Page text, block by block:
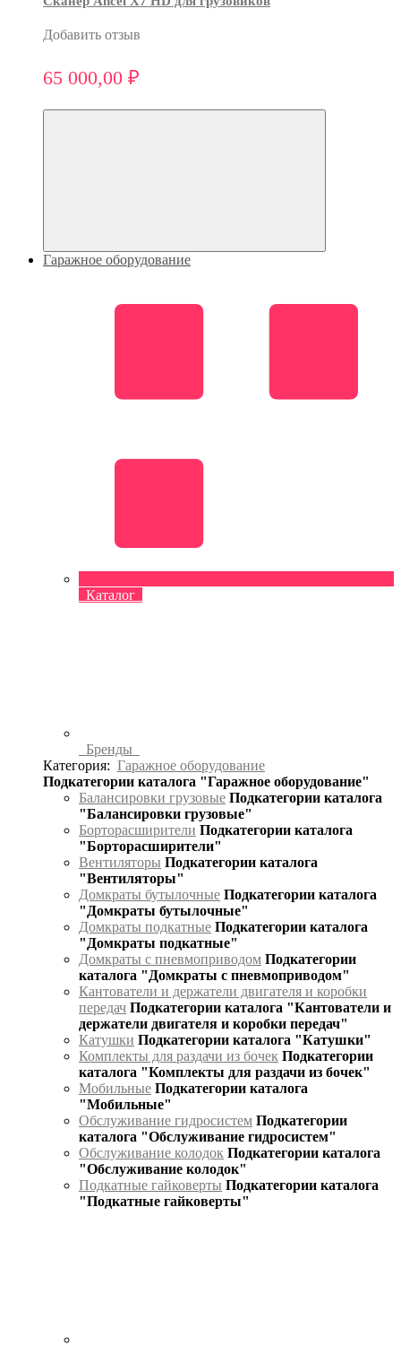
Добавить отзыв
65 000,00 ₽
Гаражное оборудование
Каталог
Бренды
Категория: Гаражное оборудование
Подкатегории каталога "Гаражное оборудование"
Балансировки грузовые Подкатегории каталога
"Балансировки грузовые"
Борторасширители Подкатегории каталога
"Борторасширители"
Вентиляторы Подкатегории каталога
"Вентиляторы"
Домкраты бутылочные Подкатегории каталога
"Домкраты бутылочные"
Домкраты подкатные Подкатегории каталога
"Домкраты подкатные"
Домкраты с пневмоприводом Подкатегории
каталога "Домкраты с пневмоприводом"
Кантователи и держатели двигателя и коробки
передач Подкатегории каталога "Кантователи и
держатели двигателя и коробки передач"
Катушки Подкатегории каталога "Катушки"
Комплекты для раздачи из бочек Подкатегории
каталога "Комплекты для раздачи из бочек"
Мобильные Подкатегории каталога
"Мобильные"
Обслуживание гидросистем Подкатегории
каталога "Обслуживание гидросистем"
Обслуживание колодок Подкатегории каталога
"Обслуживание колодок"
Подкатные гайковерты Подкатегории каталога
"Подкатные гайковерты"